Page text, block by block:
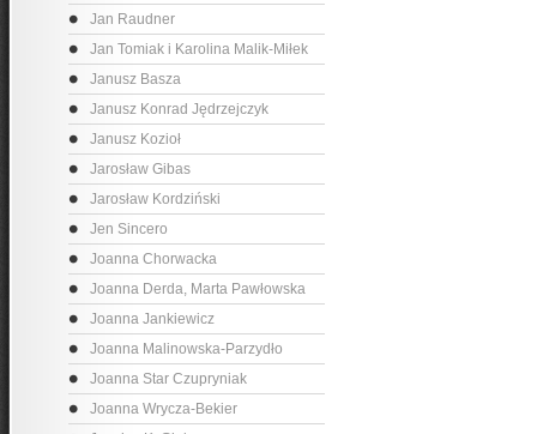
Jan Raudner
Jan Tomiak i Karolina Malik-Miłek
Janusz Basza
Janusz Konrad Jędrzejczyk
Janusz Kozioł
Jarosław Gibas
Jarosław Kordziński
Jen Sincero
Joanna Chorwacka
Joanna Derda, Marta Pawłowska
Joanna Jankiewicz
Joanna Malinowska-Parzydło
Joanna Star Czupryniak
Joanna Wrycza-Bekier